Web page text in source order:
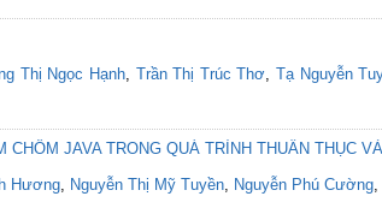
Thị Ngọc Hạnh, Trần Thị Trúc Thơ, Tạ Nguyễn
JAVA TRONG QUÁ TRÌNH THUẦN THỤC
Hương, Nguyễn Thị Mỹ Tuyền, Nguyễn Phú Cường,